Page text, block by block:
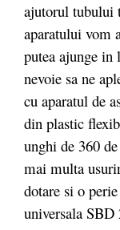
ajutorul tubului
aparatului vom
putea ajunge
nevoie sa ne
cu aparatul de
din plastic
unghi de 360
mai multa
dotare si o
universala